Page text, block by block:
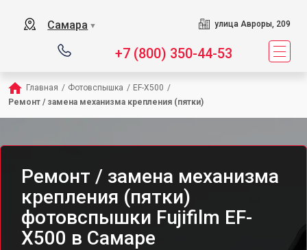
Самара ▼ улица Авроры, 209
+7 (800) 350-44-53
Главная / Фотовспышка / EF-X500 /
Ремонт / замена механизма крепления (пятки)
Ремонт / замена механизма
крепления (пятки)
фотовспышки Fujifilm EF-
X500 в Самаре